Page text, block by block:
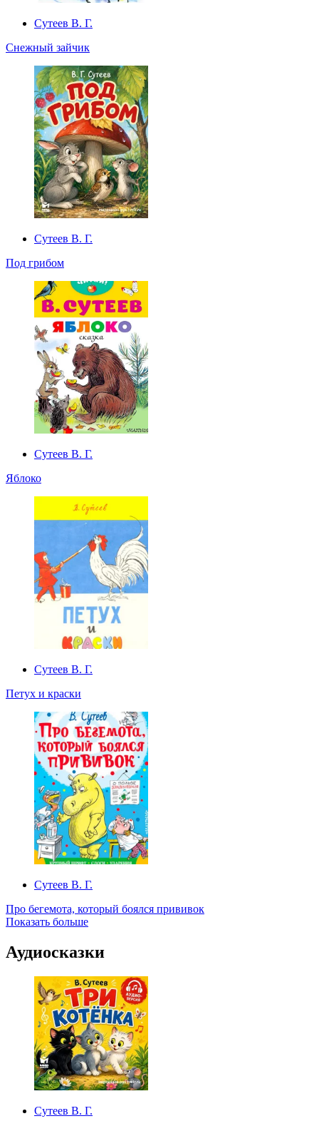
Сутеев В. Г.
Снежный зайчик
Сутеев В. Г.
Под грибом
Сутеев В. Г.
Яблоко
Сутеев В. Г.
Петух и краски
Сутеев В. Г.
Про бегемота, который боялся прививок
Показать больше
Аудиосказки
Сутеев В. Г.